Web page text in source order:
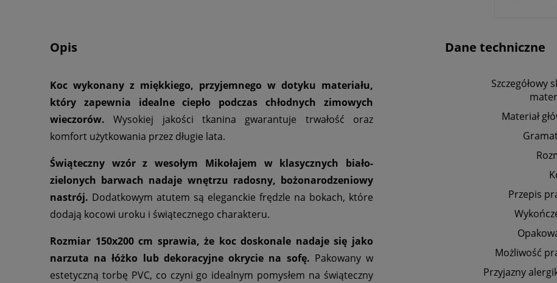
Opis
Koc wykonany z miękkiego, przyjemnego w dotyku materiału,
który zapewnia idealne ciepło podczas chłodnych zimowych
wieczorów. Wysokiej jakości tkanina gwarantuje trwałość oraz
komfort użytkowania przez długie lata.
Świąteczny wzór z wesołym Mikołajem w klasycznych biało-
zielonych barwach nadaje wnętrzu radosny, bożonarodzeniowy
nastrój. Dodatkowym atutem są eleganckie frędzle na bokach, które
dodają kocowi uroku i świątecznego charakteru.
Rozmiar 150x200 cm sprawia, że koc doskonale nadaje się jako
narzuta na łóżko lub dekoracyjne okrycie na sofę. Pakowany w
estetyczną torbę PVC, co czyni go idealnym pomysłem na świąteczny
Dane techniczne
Szczegółowy
Materiał
Przepis
Możliwość
Przyjazny